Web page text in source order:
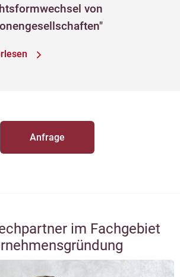
von
Anfrage
im Fachgebiet